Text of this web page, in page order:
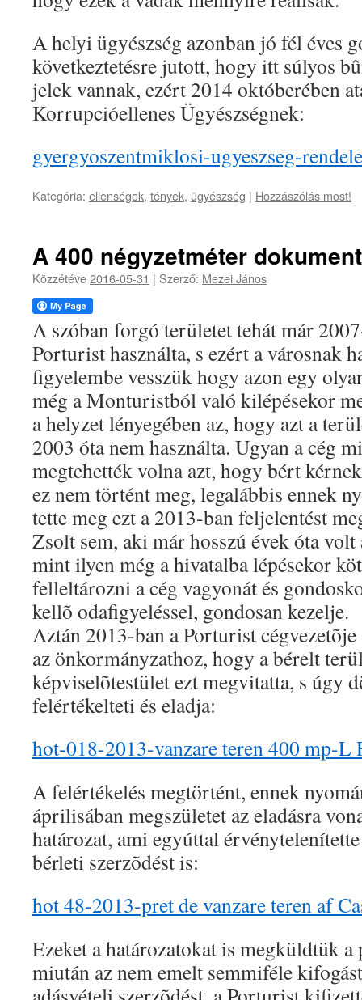
A helyi ügyészség azonban jó fél éves
következtetésre jutott, hogy itt súlyos
jelek vannak, ezért 2014 októberében
Korrupcióellenes Ügyészségnek:
gyergyoszentmiklosi-ugyeszseg-
Kategória: ellenségek, tények, ügyészség | Hozzászólás most!
A 400 négyzetméter
Közzétéve2016-05-31 | Szerző: Mezei János
A szóban forgó területet tehát már
Porturist használta, s ezért a városnak
figyelembe vesszük hogy azon egy
még a Monturistból való kilépésekor
a helyzet lényegében az, hogy azt a
2003 óta nem használta. Ugyan a cég
megtehették volna azt, hogy bért
ez nem történt meg, legalábbis ennek
tette meg ezt a 2013-ban feljelentést
Zsolt sem, aki már hosszú évek óta volt
mint ilyen még a hivatalba lépésekor
felleltározni a cég vagyonát és
kellõ odafigyeléssel, gondosan kezelje.
Aztán 2013-ban a Porturist
az önkormányzathoz, hogy a bérelt
képviselõtestület ezt megvitatta, s úgy
felértékelteti és eladja:
hot-018-2013-vanzare teren 400 mp-L
A felértékelés megtörtént, ennek
áprilisában megszületet az eladásra
határozat, ami egyúttal
bérleti szerzõdést is:
hot 48-2013-pret de vanzare teren af
Ezeket a határozatokat is megküldtük a
miután az nem emelt semmiféle